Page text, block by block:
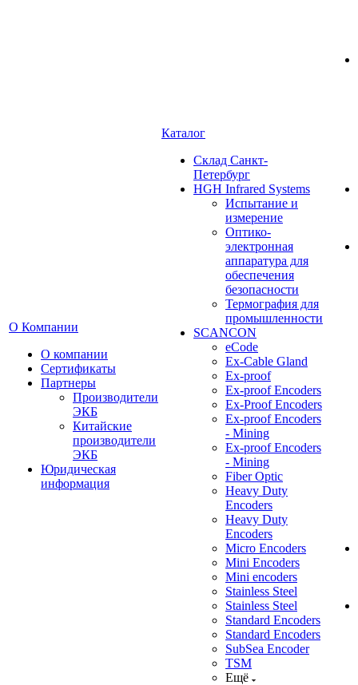
О Компании
О компании
Сертификаты
Партнеры
Производители
ЭКБ
Китайские
производители
ЭКБ
Юридическая
информация
Каталог
Cклад Санкт-
Петербург
HGH Infrared Systems
Испытание и
измерение
Оптико-
электронная
аппаратура для
обеспечения
безопасности
Термография для
промышленности
SCANCON
eCode
Ex-Cable Gland
Ex-proof
Ex-proof Encoders
Ex-Proof Encoders
Ex-proof Encoders
- Mining
Ex-proof Encoders
- Mining
Fiber Optic
Heavy Duty
Encoders
Heavy Duty
Encoders
Micro Encoders
Mini Encoders
Mini encoders
Stainless Steel
Stainless Steel
Standard Encoders
Standard Encoders
SubSea Encoder
TSM
Ещё